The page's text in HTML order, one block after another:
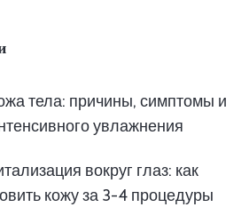
тела: причины, симптомы и
увлажнения
вокруг глаз: как
кожу за 3-4 процедуры